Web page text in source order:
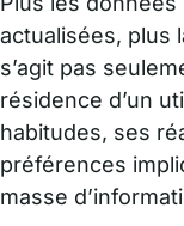
actualisées, plus
s’agit pas
résidence d’un
habitudes, ses
préférences
masse